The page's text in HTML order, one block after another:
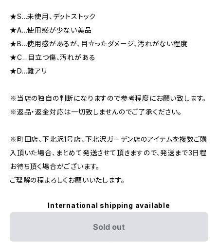
★S…未使用、デットストック
★A…使用感が少ない美品
★B…使用感があるが、目立ったダメージ、汚れがない程度
★C…目立つ傷、汚れがある
★D…難アリ
※当店の独自の判断になりますので参考程度にお願い致します。
※返品・返金対応は一切致しませんのでご了承ください。
※町田店、下北沢1号店、下北沢ガーデン店のアイテムを複数ご購
入頂いた場合、まとめて発送させて頂きますので、発送まで3日程
お待ち頂く場合がございます。
ご理解の程よろしくお願いいたします。
International shipping available
Sold out